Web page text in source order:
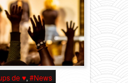
(…)
Stages ✲´*。❄
Youtubeurs
-`ღ´-
くコ:彡
de ♥, #News